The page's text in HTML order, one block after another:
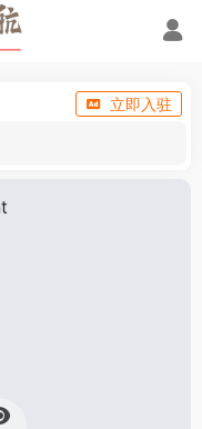
立即入驻